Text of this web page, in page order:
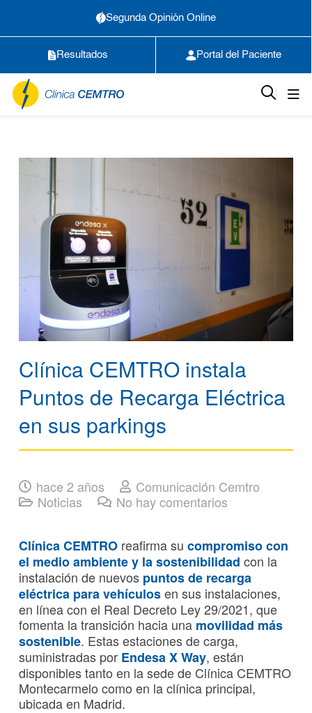
Segunda Opinión Online
Resultados Portal del Paciente
Clínica CEMTRO instala
Puntos de Recarga Eléctrica
en sus parkings
hace 2 años
Comunicación Cemtro
Noticias
No hay comentarios
Clínica CEMTRO reafirma su compromiso con
el medio ambiente y la sostenibilidad con la
instalación de nuevos puntos de recarga
eléctrica para vehículosen sus instalaciones,
en línea con el Real Decreto Ley 29/2021, que
fomenta la transición hacia una movilidad más
sostenible. Estas estaciones de carga,
suministradas por Endesa X Way, están
disponibles tanto en la sede de Clínica CEMTRO
Montecarmelo como en la clínica principal,
ubicada en Madrid.